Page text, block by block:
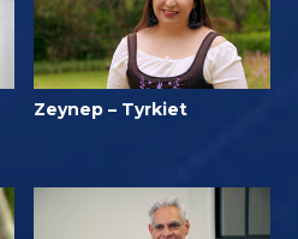
Zeynep – Tyrkiet